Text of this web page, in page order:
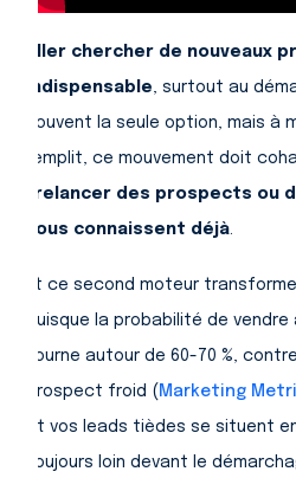
Aller chercher de nouveaux
indispensable, surtout au
souvent la seule option, mais à
remplit, ce mouvement doit
relancer des prospects ou
vous connaissent déjà.
Et ce second moteur
puisque la probabilité de
tourne autour de 60-70 %,
prospect froid ( Marketing
et vos leads tièdes se situent
toujours loin devant le